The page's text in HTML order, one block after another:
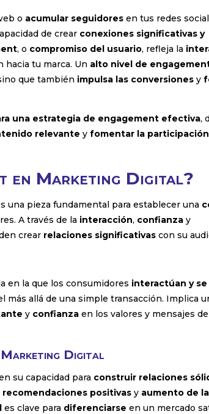
o acumular seguidores en tus redes
de crear conexiones significativas y
, o compromiso del usuario, refleja la
tu marca. Un alto nivel de
que también impulsa las conversiones y
una estrategia de engagement efectiva,
relevante yfomentar la participación
en Marketing Digital?
una pieza fundamental para establecer una
A través de la interacción, confianza y
crear relaciones significativas con su
en la que los consumidores interactúan y se
más allá de una simple transacción. Implica
y confianza en los valores y mensajes
Marketing Digital
su capacidad para construir relaciones
recomendaciones positivas y aumento de la
es clave para diferenciarse en un mercado